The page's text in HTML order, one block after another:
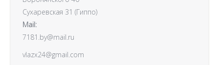
Cухаревская 31 (Гиппо)
Mail:
7181.by@mail.ru
vlazx24@gmail.com